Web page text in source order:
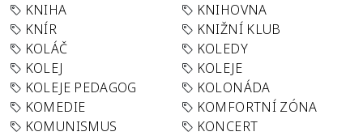
KNIHA
KNIHOVNA
KNÍR
KNIŽNÍ KLUB
KOLÁČ
KOLEDY
KOLEJ
KOLEJE
KOLEJE PEDAGOG
KOLONÁDA
KOMEDIE
KOMFORTNÍ ZÓNA
KOMUNISMUS
KONCERT